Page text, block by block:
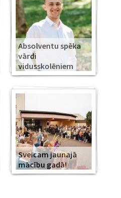
Absolventu spēka
vārdi
vidusskolēniem
Sveicam jaunajā
mācību gadā!